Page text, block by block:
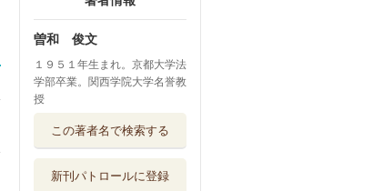
曽和 俊文
１９５１年生まれ。京都大学法
学部卒業。関西学院大学名誉教
授
この著者名で検索する
新刊パトロールに登録
の地位
マンガでわかる教